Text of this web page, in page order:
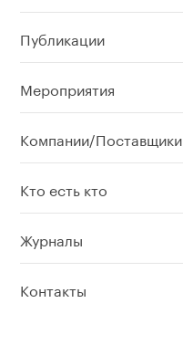
Публикации
Мероприятия
Компании/Поставщики
Кто есть кто
Журналы
Контакты